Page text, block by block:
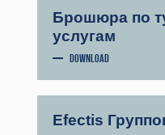
Брошюра по
услугам
DOWNLOAD
Efectis